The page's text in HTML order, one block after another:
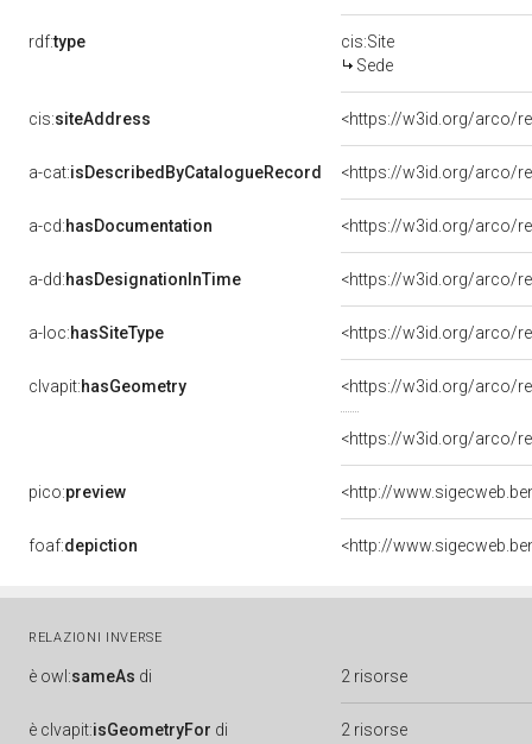
rdf:type
cis:Site
Sede
cis:siteAddress <https://w3id.org/arco/
a-cat:isDescribedByCatalogueRecord <https://w3id.org/arco/
a-cd:hasDocumentation
a-dd:hasDesignationInTime <https://w3id.org/arco/
a-loc:hasSiteType <https://w3id.org/arco/
clvapit:hasGeometry <https://w3id.org/arco/
<https://w3id.org/arco/
pico:preview
foaf:depiction
RELAZIONI INVERSE
è owl:sameAs di 2 risorse
è clvapit:isGeometryFor di 2 risorse